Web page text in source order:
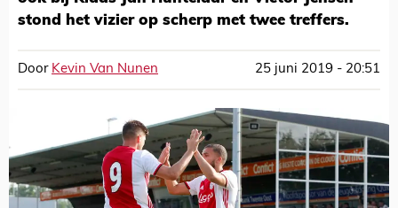
stond het vizier op scherp met twee treffers.
Door Kevin Van Nunen 25 juni 2019 - 20:51